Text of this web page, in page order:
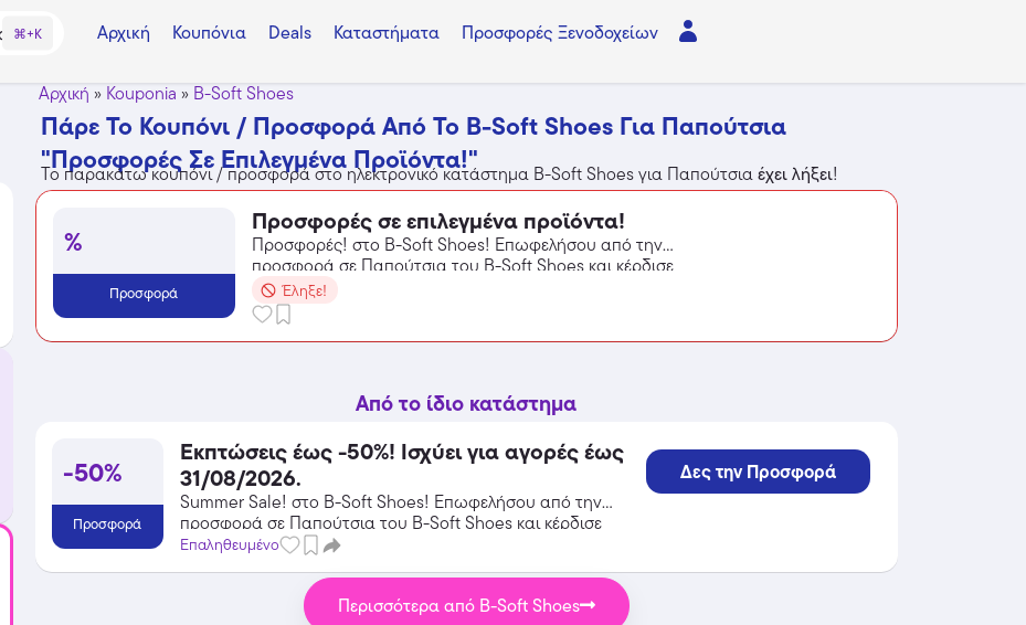
⌘+K Αρχική Κουπόνια Deals Καταστήματα Προσφορές Ξενοδοχείων
Αρχική » Kouponia » B-Soft Shoes
Πάρε Το Κουπόνι / Προσφορά Από Το B-Soft Shoes Για Παπούτσια
"Προσφορές Σε Επιλεγμένα Προϊόντα!"
Το παρακάτω κουπόνι / προσφορά στο ηλεκτρονικό κατάστημα B-Soft Shoes για Παπούτσιαέχει λήξει!
%
Προσφορά
Προσφορές σε επιλεγμένα προϊόντα!
Προσφορές! στο B-Soft Shoes! Επωφελήσου από την
προσφορά σε Παπούτσια του B-Soft Shoes και κέρδισε
από τις εκπτώσεις!
Έληξε!
Από το ίδιο κατάστημα
-50%
Προσφορά
Εκπτώσεις έως -50%! Ισχύει για αγορές έως
31/08/2026.
Summer Sale! στο B-Soft Shoes! Επωφελήσου από την
προσφορά σε Παπούτσια του B-Soft Shoes και κέρδισε
από τις εκπτώσεις!
Επαληθευμένο
Δες την Προσφορά
Περισσότερα από B-Soft Shoes